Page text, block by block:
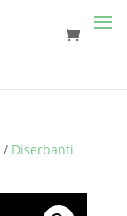
/ Diserbanti